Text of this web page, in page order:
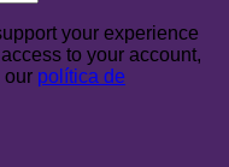
your experience
to your account,
our política de